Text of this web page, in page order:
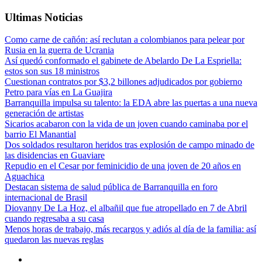
Ultimas Noticias
Como carne de cañón: así reclutan a colombianos para pelear por
Rusia en la guerra de Ucrania
Así quedó conformado el gabinete de Abelardo De La Espriella:
estos son sus 18 ministros
Cuestionan contratos por $3,2 billones adjudicados por gobierno
Petro para vías en La Guajira
Barranquilla impulsa su talento: la EDA abre las puertas a una nueva
generación de artistas
Sicarios acabaron con la vida de un joven cuando caminaba por el
barrio El Manantial
Dos soldados resultaron heridos tras explosión de campo minado de
las disidencias en Guaviare
Repudio en el Cesar por feminicidio de una joven de 20 años en
Aguachica
Destacan sistema de salud pública de Barranquilla en foro
internacional de Brasil
Diovanny De La Hoz, el albañil que fue atropellado en 7 de Abril
cuando regresaba a su casa
Menos horas de trabajo, más recargos y adiós al día de la familia: así
quedaron las nuevas reglas